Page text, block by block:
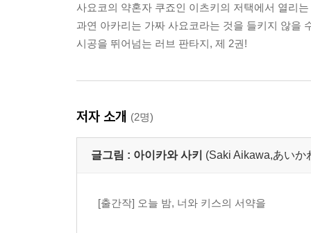
사요코의 약혼자 쿠죠인 이츠키의 저택에서 열리
과연 아카리는 가짜 사요코라는 것을 들키지 않을
시공을 뛰어넘는 러브 판타지, 제 2권!
저자 소개 (2명)
글그림 : 아이카와 사키 (Saki Aikawa,あいか
[출간작] 오늘 밤, 너와 키스의 서약을